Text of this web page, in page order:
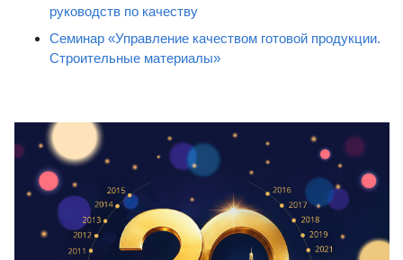
руководств по качеству
Семинар «Управление качеством готовой продукции.
Строительные материалы»